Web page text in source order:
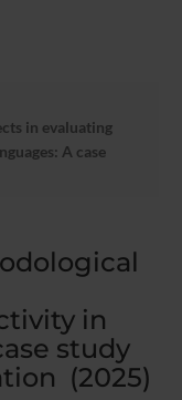
in evaluating
A case
in
study
(2025)